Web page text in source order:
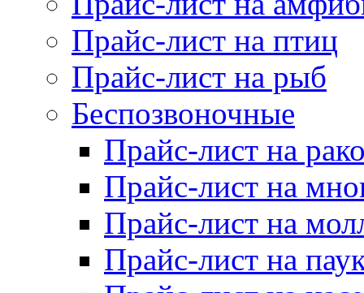
Прайс-лист на птиц
Прайс-лист на рыб
Беспозвоночные
Прайс-лист на
Прайс-лист на
Прайс-лист на
Прайс-лист на